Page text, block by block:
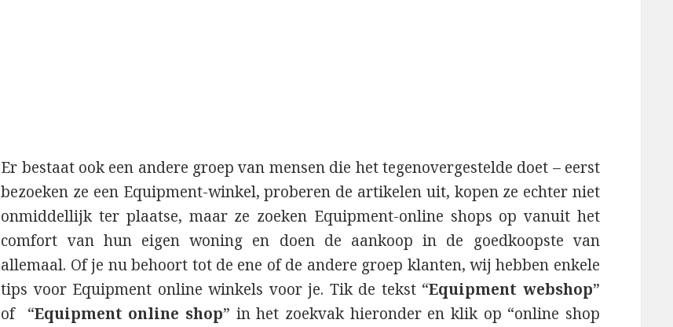
Er bestaat ook een andere groep van mensen die het tegenovergestelde doet – eerst
bezoeken ze een Equipment-winkel, proberen de artikelen uit, kopen ze echter niet
onmiddellijk ter plaatse, maar ze zoeken Equipment-online shops op vanuit het
comfort van hun eigen woning en doen de aankoop in de goedkoopste van
allemaal. Of je nu behoort tot de ene of de andere groep klanten, wij hebben enkele
tips voor Equipment online winkels voor je. Tik de tekst “Equipment webshop”
of “Equipment online shop” in het zoekvak hieronder en klik op “online shop